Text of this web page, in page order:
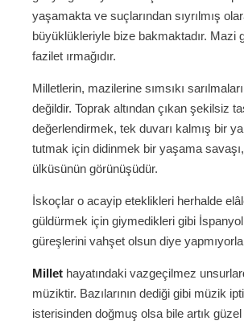
yaşamakta ve suçlarından sıyrılmış
büyüklükleriyle bize bakmaktadır. Mazi
fazilet ırmağıdır.
Milletlerin, mazilerine sımsıkı
değildir. Toprak altından çıkan şekilsiz
değerlendirmek, tek duvarı kalmış bir
tutmak için didinmek bir yaşama
ülküsünün görünüşüdür.
İskoçlar o acayip eteklikleri herhalde
güldürmek için giymedikleri gibi
güreşlerini vahşet olsun diye
Millet hayatındaki vazgeçilmez
müziktir. Bazılarının dediği gibi müzik
isterisinden doğmuş olsa bile artık güzel